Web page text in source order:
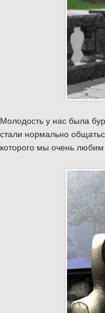
Молодость у нас была
стали нормально
которого мы очень любим